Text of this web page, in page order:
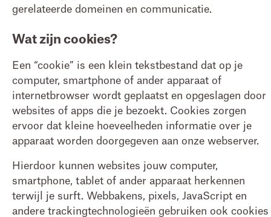
gerelateerde domeinen en communicatie.
Wat zijn cookies?
Een “cookie” is een klein tekstbestand dat op je
computer, smartphone of ander apparaat of
internetbrowser wordt geplaatst en opgeslagen door
websites of apps die je bezoekt. Cookies zorgen
ervoor dat kleine hoeveelheden informatie over je
apparaat worden doorgegeven aan onze webserver.
Hierdoor kunnen websites jouw computer,
smartphone, tablet of ander apparaat herkennen
terwijl je surft. Webbakens, pixels, JavaScript en
andere trackingtechnologieën gebruiken ook cookies